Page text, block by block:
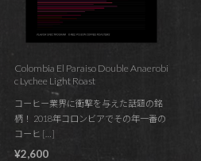
Colombia El Paraiso Double Anaerobi
c Lychee Light Roast
コーヒー業界に衝撃を与えた話題の銘
柄！ 2018年コロンビアでその年一番の
コーヒ […]
¥2,600